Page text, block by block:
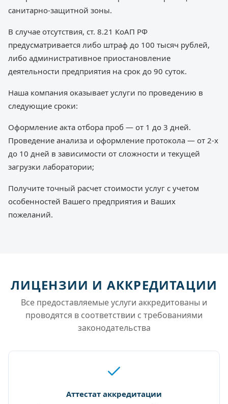
санитарно-защитной зоны.
В случае отсутствия, ст. 8.21 КоАП РФ
предусматривается либо штраф до 100 тысяч рублей,
либо административное приостановление
деятельности предприятия на срок до 90 суток.
Наша компания оказывает услуги по проведению в
следующие сроки:
Оформление акта отбора проб — от 1 до 3 дней.
Проведение анализа и оформление протокола — от 2-х
до 10 дней в зависимости от сложности и текущей
загрузки лаборатории;
Получите точный расчет стоимости услуг с учетом
особенностей Вашего предприятия и Ваших
пожеланий.
ЛИЦЕНЗИИ И АККРЕДИТАЦИИ
Все предоставляемые услуги аккредитованы и
проводятся в соответствии с требованиями
законодательства
Аттестат аккредитации